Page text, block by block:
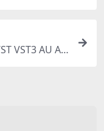
VST3 AU AA